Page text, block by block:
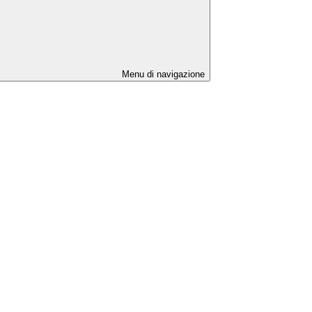
Menu di navigazione